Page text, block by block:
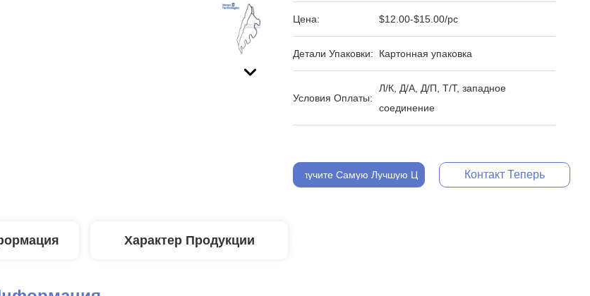
Цена: $12.00-$15.00/pc
Детали Упаковки: Картонная упаковка
Условия Оплаты:
Л/К, Д/А, Д/П, Т/Т, западное
соединение
Получите Самую Лучшую Цену Контакт Теперь
Характер Продукции